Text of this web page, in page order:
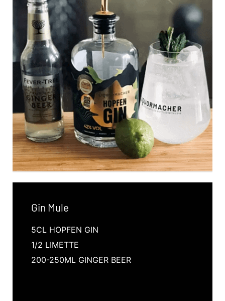
Gin Mule
5CL HOPFEN GIN
1/2 LIMETTE
200-250ML GINGER BEER